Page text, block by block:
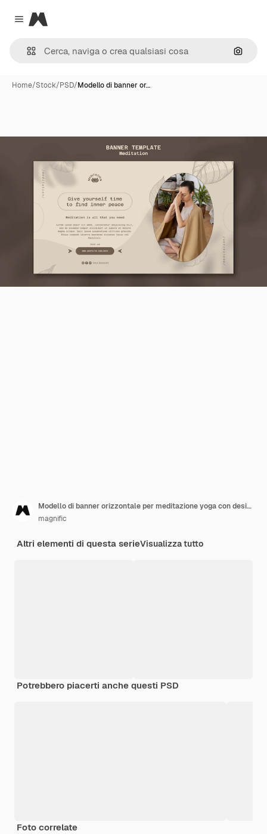
Close menu
Magnific
Cerca
Home/Stock/PSD/Modello di banner or…
Modello di banner orizzontale per meditazione yoga con design a foglie
magnific
Altri elementi di questa serieVisualizza tutto
Potrebbero piacerti anche questi PSD
Foto correlate